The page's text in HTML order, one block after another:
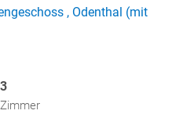
, Odenthal (mit
3
Zimmer